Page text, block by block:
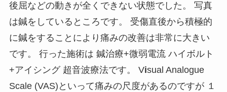
後屈などの動きが全くできない状態でした。 写真
は鍼をしているところです。 受傷直後から積極的
に鍼をすることにより痛みの改善は非常に大きい
です。 行った施術は 鍼治療+微弱電流 ハイボルト
+アイシング 超音波療法です。 Visual Analogue
Scale (VAS)といって痛みの尺度があるのですが１